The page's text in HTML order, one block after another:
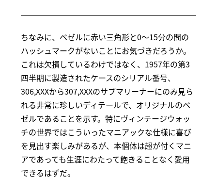
ちなみに、ベゼルに赤い三角形と0～15分の間の
ハッシュマークがないことにお気づきだろうか。
これは欠損しているわけではなく、1957年の第3
四半期に製造されたケースのシリアル番号、
306,XXXから307,XXXのサブマリーナーにのみ見ら
れる非常に珍しいディテールで、オリジナルのベ
ゼルであることを示す。特にヴィンテージウォッ
チの世界ではこういったマニアックな仕様に喜び
を見出す楽しみがあるが、本個体は超が付くマニ
アであっても生涯にわたって飽きることなく愛用
できるはずだ。